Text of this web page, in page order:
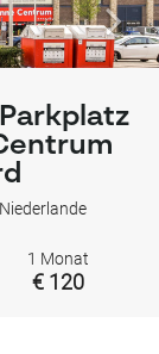
1 Monat
€ 120